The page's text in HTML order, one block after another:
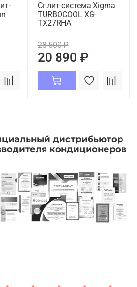
Сплит-система Xigma
TURBOCOOL XG-
TX27RHA
28 500 ₽
20 890 ₽
дистрибьютор
кондиционеров